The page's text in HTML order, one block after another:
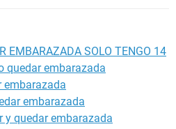
EMBARAZADA SOLO TENGO 14
quedar embarazada
embarazada
embarazada
y quedar embarazada